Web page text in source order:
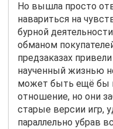
Но вышла просто
навариться на
бурной
обманом
предзаказах
наученный жизнью
может быть ещё бы
отношение, но они
старые версии игр,
параллельно убрав